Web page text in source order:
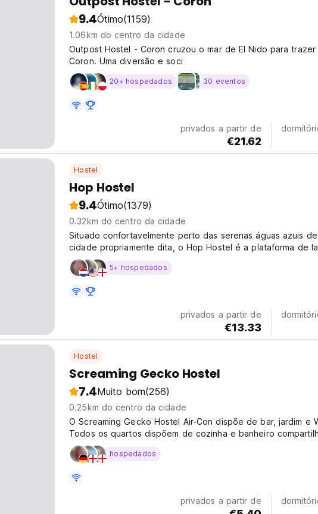
9.4Ótimo(1159)
1.06km do centro da cidade
Outpost Hostel - Coron cruzou o mar de El Nido para trazer
Coron. Uma diversão e soci
20+ hospedados 30 eventos
privados a partir de
€21.62
Hostel
Hop Hostel
9.4Ótimo(1379)
0.32km do centro da cidade
Situado confortavelmente perto das serenas águas azuis
cidade propriamente dita, o Hop Hostel é a plataforma de
perfeita para o belo grupo de ilhas Calamian.
5+ hospedados
privados a partir de
€13.33
Hostel
Screaming Gecko Hostel
7.4Muito bom(256)
0.25km do centro da cidade
O Screaming Gecko Hostel Air-Con dispõe de bar, jardim e
Todos os quartos dispõem de cozinha e banheiro
hospedados
privados a partir de